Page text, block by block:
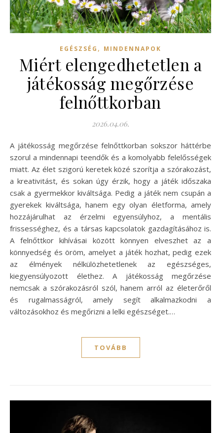
EGÉSZSÉG , MINDENNAPOK
Miért elengedhetetlen a
játékosság megőrzése
felnőttkorban
2026.04.06.
A játékosság megőrzése felnőttkorban sokszor háttérbe
szorul a mindennapi teendők és a komolyabb felelősségek
miatt. Az élet szigorú keretek közé szorítja a szórakozást,
a kreativitást, és sokan úgy érzik, hogy a játék időszaka
csak a gyermekkor kiváltsága. Pedig a játék nem csupán a
gyerekek kiváltsága, hanem egy olyan életforma, amely
hozzájárulhat az érzelmi egyensúlyhoz, a mentális
frissességhez, és a társas kapcsolatok gazdagításához is.
A felnőttkor kihívásai között könnyen elveszhet az a
könnyedség és öröm, amelyet a játék hozhat, pedig ezek
az élmények nélkülözhetetlenek az egészséges,
kiegyensúlyozott élethez. A játékosság megőrzése
nemcsak a szórakozásról szól, hanem arról az életerőről
és rugalmasságról, amely segít alkalmazkodni a
változásokhoz és megőrizni a lelki egészséget.…
TOVÁBB